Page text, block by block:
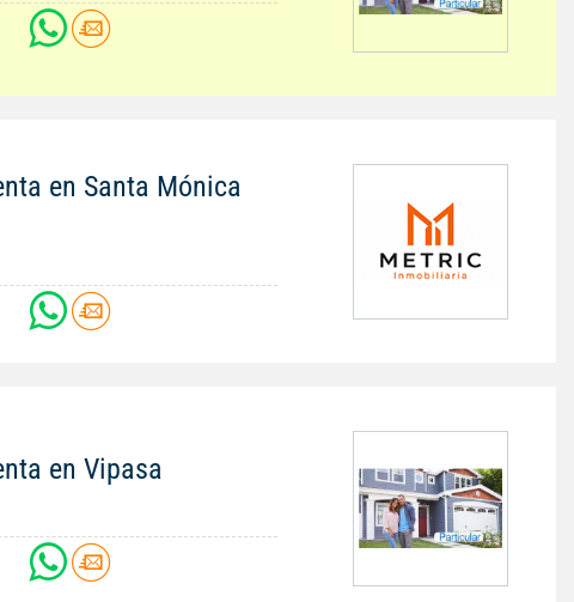
en Santa Mónica
en Vipasa